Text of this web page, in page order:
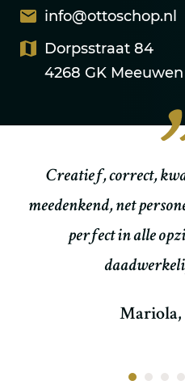
info@ottoschop.nl
Dorpsstraat 84
4268 GK Meeuwen
Creatief, correct,
meedenkend, net
perfect in alle
Mariola,